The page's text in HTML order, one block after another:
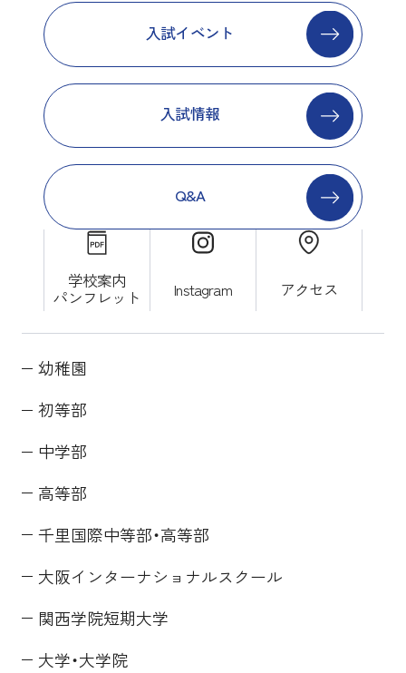
入試イベント
入試情報
Q&A
学校案内
パンフレット Instagram アクセス
幼稚園
初等部
中学部
高等部
千里国際中等部・高等部
大阪インターナショナルスクール
関西学院短期大学
大学・大学院